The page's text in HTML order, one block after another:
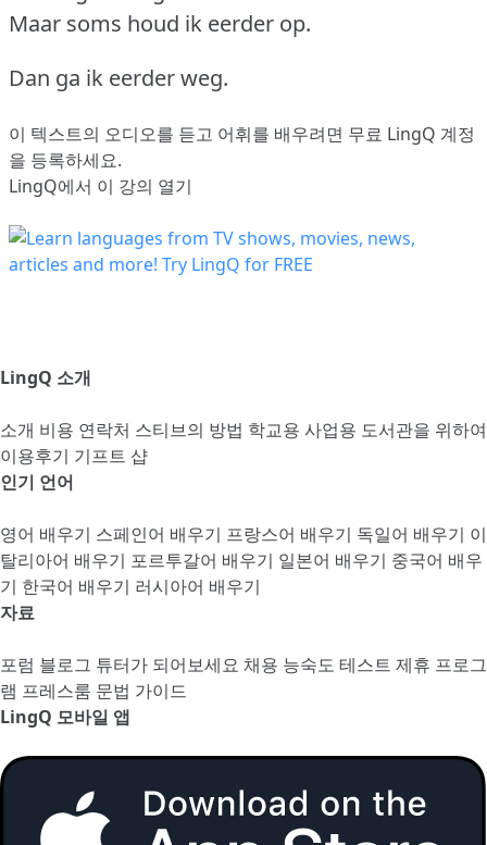
Maar soms houd ik eerder op.
Dan ga ik eerder weg.
이 텍스트의 오디오를 듣고 어휘를 배우려면 무료 LingQ 계정
을 등록하세요.
LingQ에서 이 강의 열기
LingQ 소개
소개 비용 연락처 스티브의 방법 학교용 사업용 도서관을 위하여
이용후기 기프트 샵
인기 언어
영어 배우기 스페인어 배우기 프랑스어 배우기 독일어 배우기 이
탈리아어 배우기 포르투갈어 배우기 일본어 배우기 중국어 배우
기 한국어 배우기 러시아어 배우기
자료
포럼 블로그 튜터가 되어보세요 채용 능숙도 테스트 제휴 프로그
램 프레스룸 문법 가이드
LingQ 모바일 앱